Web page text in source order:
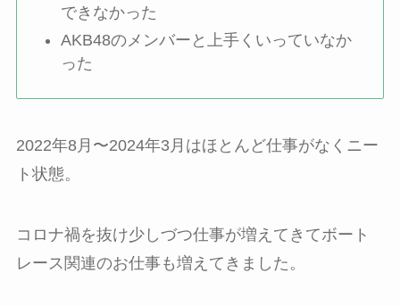
できなかった
AKB48のメンバーと上手くいっていなか
った
2022年8月〜2024年3月はほとんど仕事がなくニー
ト状態。
コロナ禍を抜け少しづつ仕事が増えてきてボート
レース関連のお仕事も増えてきました。